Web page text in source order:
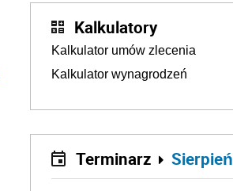
Kalkulatory
Kalkulator umów zlecenia
Kalkulator wynagrodzeń
Terminarz Sierpień